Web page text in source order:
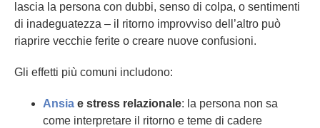
lascia la persona con dubbi, senso di colpa, o sentimenti
di inadeguatezza – il ritorno improvviso dell’altro può
riaprire vecchie ferite o creare nuove confusioni.
Gli effetti più comuni includono:
Ansia e stress relazionale: la persona non sa
come interpretare il ritorno e teme di cadere